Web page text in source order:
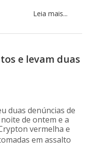
Leia mais...
e levam duas
duas denúncias de
de ontem e a
vermelha e
em assalto